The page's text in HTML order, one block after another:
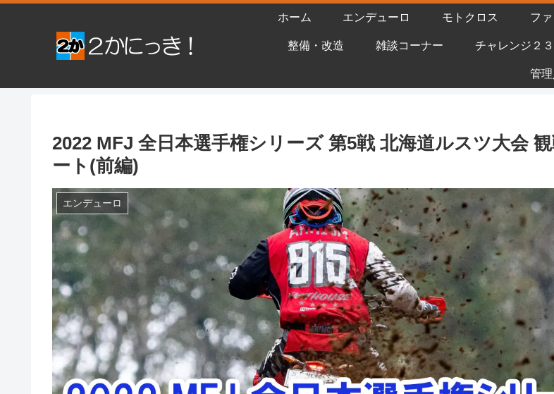
ホーム エンデューロ モトクロス フ
整備・改造 雑談コーナー チャレンジ２３
管
2022 MFJ 全日本選手権シリーズ 第5戦 北海道ルスツ大会
ート(前編)
エンデューロ